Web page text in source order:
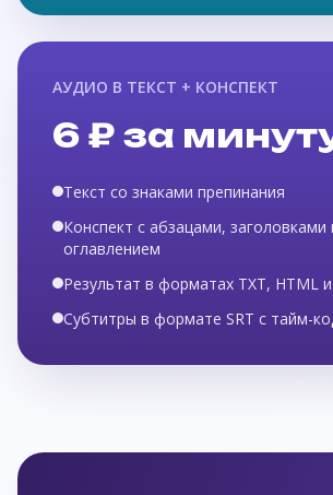
АУДИО В ТЕКСТ + КОНСПЕКТ
6 ₽ за
Текст со знаками препинания
Конспект с абзацами, заголовками
оглавлением
Результат в форматах TXT, HTML
Субтитры в формате SRT с тайм-